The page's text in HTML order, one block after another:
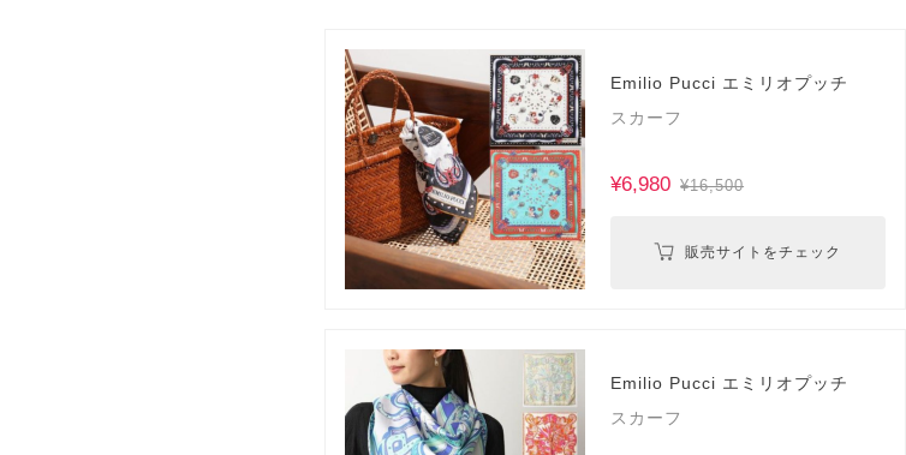
Emilio Pucci エミリオプッチ
スカーフ
¥6,980 ¥16,500
販売サイトをチェック
Emilio Pucci エミリオプッチ
スカーフ